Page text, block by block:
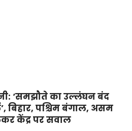
‘समझौते का उल्लंघन बंद
बिहार, पश्चिम बंगाल, असम
केंद्र पर सवाल